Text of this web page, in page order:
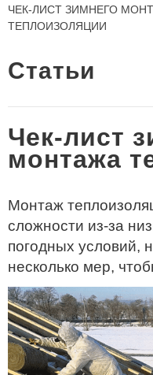
ЧЕК-ЛИСТ ЗИМНЕГО
ТЕПЛОИЗОЛЯЦИИ
Статьи
Чек-лист
монтажа
Монтаж
сложности из-за
погодных условий,
несколько мер,